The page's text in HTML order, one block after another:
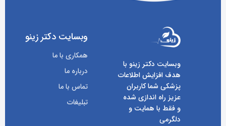
وبسایت دکتر زینو با
هدف افزایش اطلاعات
پزشکی شما کاربران
عزیز راه اندازی شده
و فقط با همایت و
دلگرمی
وبسایت دکتر زینو
همکاری با ما
درباره ما
تماس با ما
تبلیغات